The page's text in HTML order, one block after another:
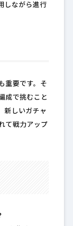
しながら進行
重要です。そ
成で挑むこと
新しいガチャ
て戦力アップ